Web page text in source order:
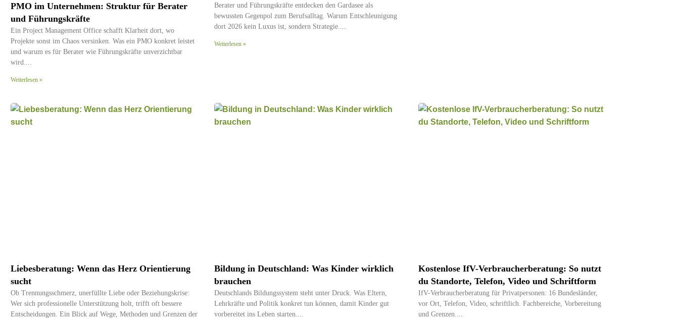
PMO im Unternehmen: Struktur für Berater
und Führungskräfte
Ein Project Management Office schafft Klarheit dort, wo
Projekte sonst im Chaos versinken. Was ein PMO konkret leistet
und warum es für Berater wie Führungskräfte unverzichtbar
wird.
Weiterlesen »
Berater und Führungskräfte entdecken den Gardasee als
bewussten Gegenpol zum Berufsalltag. Warum Entschleunigung
dort 2026 kein Luxus ist, sondern Strategie.
Weiterlesen »
Liebesberatung: Wenn das Herz Orientierung
sucht
Ob Trennungsschmerz, unerfüllte Liebe oder Beziehungskrise:
Wer sich professionelle Unterstützung holt, trifft oft bessere
Entscheidungen. Ein Blick auf Wege, Methoden und Grenzen der
Bildung in Deutschland: Was Kinder wirklich
brauchen
Deutschlands Bildungssystem steht unter Druck. Was Eltern,
Lehrkräfte und Politik konkret tun können, damit Kinder gut
vorbereitet ins Leben starten.
Kostenlose IfV-Verbraucherberatung: So nutzt
du Standorte, Telefon, Video und Schriftform
IfV-Verbraucherberatung für Privatpersonen: 16 Bundesländer,
vor Ort, Telefon, Video, schriftlich. Fachbereiche, Vorbereitung
und Grenzen.